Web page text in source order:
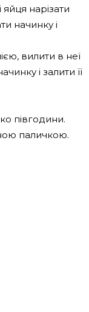
нарізати
начинку і
вилити в неї
і залити її
півгодини.
паличкою.